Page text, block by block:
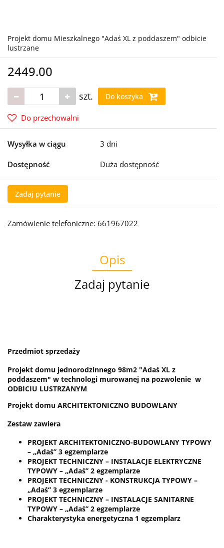
Projekt domu Mieszkalnego "Adaś XL z poddaszem" odbicie
lustrzane
2449.00
szt. Do koszyka
Do przechowalni
Wysyłka w ciągu 3 dni
Dostępność Duża dostępność
Zadaj pytanie
Zamówienie telefoniczne: 661967022
Opis
Zadaj pytanie
Przedmiot sprzedaży
Projekt domu jednorodzinnego 98m2 "Adaś XL z
poddaszem" w technologi murowanej na pozwolenie w
ODBICIU LUSTRZANYM
Projekt domu ARCHITEKTONICZNO BUDOWLANY
Zestaw zawiera
PROJEKT ARCHITEKTONICZNO-BUDOWLANY TYPOWY
– „Adaś” 3 egzemplarze
PROJEKT TECHNICZNY – INSTALACJE ELEKTRYCZNE
TYPOWY – „Adaś” 2 egzemplarze
PROJEKT TECHNICZNY - KONSTRUKCJA TYPOWY –
„Adaś” 3 egzemplarze
PROJEKT TECHNICZNY – INSTALACJE SANITARNE
TYPOWY – „Adaś” 2 egzemplarze
Charakterystyka energetyczna 1 egzemplarz